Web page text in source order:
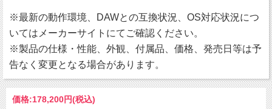
※最新の動作環境、DAWとの互換状況、OS対応状況につ
いてはメーカーサイトにてご確認ください。
※製品の仕様・性能、外観、付属品、価格、発売日等は予
告なく変更となる場合があります。
価格:178,200円(税込)